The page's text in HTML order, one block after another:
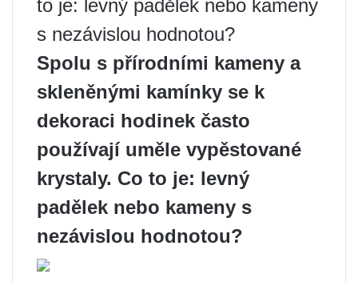
to je: levný padělek nebo kameny
s nezávislou hodnotou?
Spolu s přírodními kameny a
skleněnými kamínky se k
dekoraci hodinek často
používají uměle vypěstované
krystaly. Co to je: levný
padělek nebo kameny s
nezávislou hodnotou?